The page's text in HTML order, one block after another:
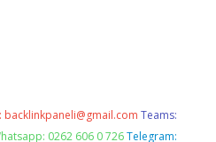
backlinkpaneli@gmail.com Teams:
0262 606 0 726 Telegram: